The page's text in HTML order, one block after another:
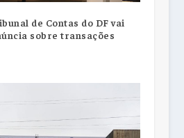
de Contas do DF vai
sobre transações